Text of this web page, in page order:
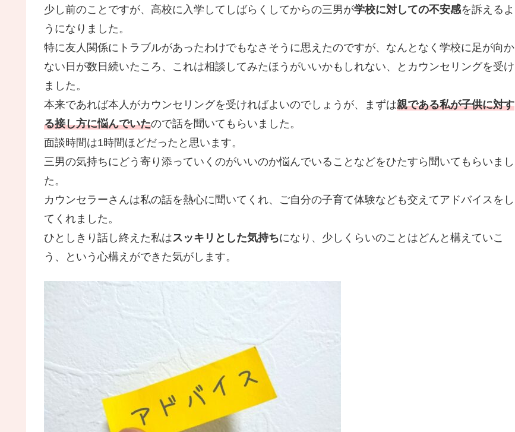
少し前のことですが、高校に入学してしばらくしてからの三男が学校に対しての不安感を訴えるよ
うになりました。
特に友人関係にトラブルがあったわけでもなさそうに思えたのですが、なんとなく学校に足が向か
ない日が数日続いたころ、これは相談してみたほうがいいかもしれない、とカウンセリングを受け
ました。
本来であれば本人がカウンセリングを受ければよいのでしょうが、まずは親である私が子供に対す
る接し方に悩んでいたので話を聞いてもらいました。
面談時間は1時間ほどだったと思います。
三男の気持ちにどう寄り添っていくのがいいのか悩んでいることなどをひたすら聞いてもらいまし
た。
カウンセラーさんは私の話を熱心に聞いてくれ、ご自分の子育て体験なども交えてアドバイスをし
てくれました。
ひとしきり話し終えた私はスッキリとした気持ちになり、少しくらいのことはどんと構えていこ
う、という心構えができた気がします。